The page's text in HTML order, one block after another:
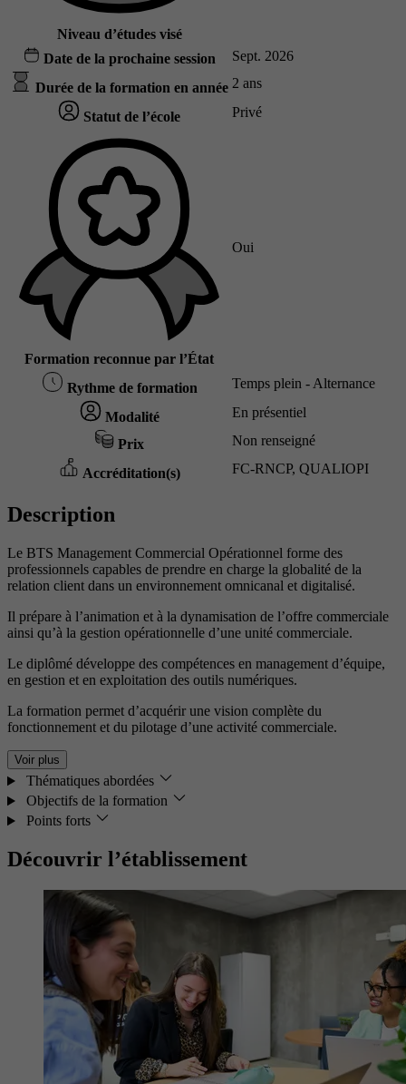
Niveau d’études visé
Date de la prochaine session Sept. 2026
Durée de la formation en année 2 ans
Statut de l’école Privé
Formation reconnue par l’État
Oui
Rythme de formation Temps plein - Alternance
Modalité En présentiel
Prix Non renseigné
Accréditation(s) FC-RNCP, QUALIOPI
Description
Le BTS Management Commercial Opérationnel forme des
professionnels capables de prendre en charge la globalité de la
relation client dans un environnement omnicanal et digitalisé.
Il prépare à l’animation et à la dynamisation de l’offre commerciale
ainsi qu’à la gestion opérationnelle d’une unité commerciale.
Le diplômé développe des compétences en management d’équipe,
en gestion et en exploitation des outils numériques.
La formation permet d’acquérir une vision complète du
fonctionnement et du pilotage d’une activité commerciale.
Voir plus
Thématiques abordées
Objectifs de la formation
Points forts
Découvrir l’établissement